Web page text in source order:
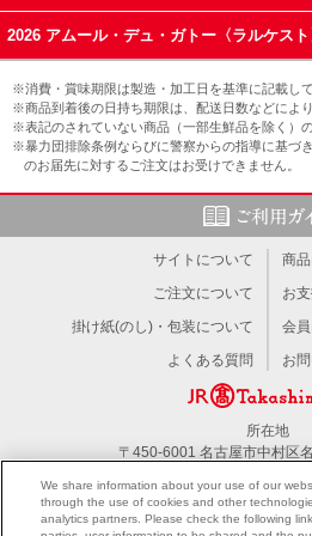
2026 アムール・デュ・ガトー〈ラルケスト
※消費・賞味期限は製造・加工日を基準に記載して
※商品到着後の日持ち期限は、配送日数などにより
※表記のされていない商品（一部生鮮品を除く）
※暴力団排除条例ならびに警察からの指導に基づ
のお届先に対するご注文はお受けできません。
サイトについて
商
ご注文について
お
掛け紙(のし)・包装について
会
よくある質問
お
所在地
〒450-6001 名古屋市中村区
We share information about your use of our
through the use of cookies and other
analytics partners. Please check the following